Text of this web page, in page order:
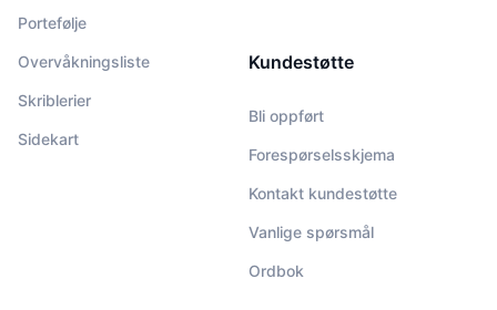
Portefølje
Overvåkningsliste
Skriblerier
Sidekart
Kundestøtte
Bli oppført
Forespørselsskjema
Kontakt kundestøtte
Vanlige spørsmål
Ordbok